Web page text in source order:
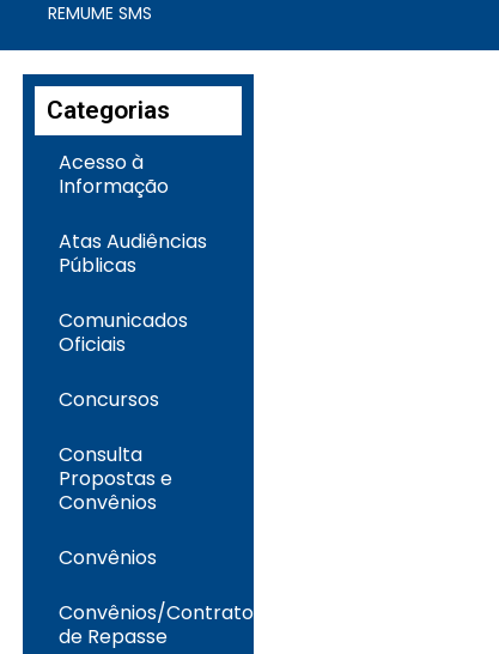
REMUME SMS
Categorias
Acesso à
Informação
Atas Audiências
Públicas
Comunicados
Oficiais
Concursos
Consulta
Propostas e
Convênios
Convênios
Convênios/Contrato
de Repasse